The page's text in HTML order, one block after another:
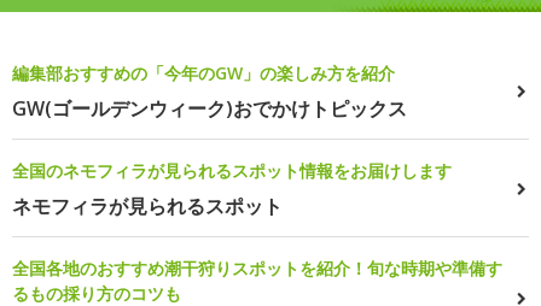
編集部おすすめの「今年のGW」の楽しみ方を紹介
GW(ゴールデンウィーク)おでかけトピックス
全国のネモフィラが見られるスポット情報をお届けします
ネモフィラが見られるスポット
全国各地のおすすめ潮干狩りスポットを紹介！旬な時期や準備す
るもの採り方のコツも